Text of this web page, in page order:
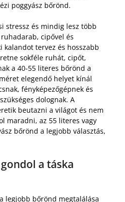
poggyász bőrönd.
stressz és mindig lesz több
cipővel és
kalandot tervez és hosszabb
sokféle ruhát, cipőt,
a 40-55 literes bőrönd a
elegendő helyet kínál
fényképezőgépnek és
dolognak. A
beutazni a világot és nem
maradni, az 55 literes vagy
bőrönd a legjobb választás,
a táska
legjobb bőrönd megtalálása